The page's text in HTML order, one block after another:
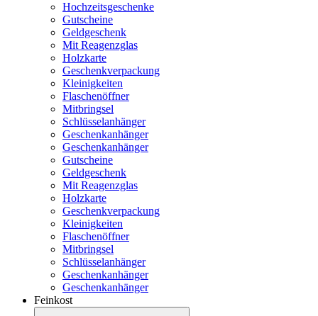
Hochzeitsgeschenke
Gutscheine
Geldgeschenk
Mit Reagenzglas
Holzkarte
Geschenkverpackung
Kleinigkeiten
Flaschenöffner
Mitbringsel
Schlüsselanhänger
Geschenkanhänger
Geschenkanhänger
Gutscheine
Geldgeschenk
Mit Reagenzglas
Holzkarte
Geschenkverpackung
Kleinigkeiten
Flaschenöffner
Mitbringsel
Schlüsselanhänger
Geschenkanhänger
Geschenkanhänger
Feinkost